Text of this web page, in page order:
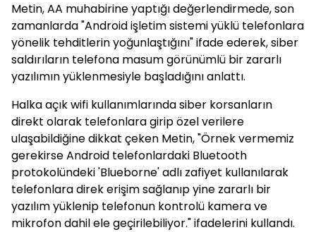
Metin, AA muhabirine yaptığı değerlendirmede, son
zamanlarda "Android işletim sistemi yüklü telefonlara
yönelik tehditlerin yoğunlaştığını" ifade ederek, siber
saldırıların telefona masum görünümlü bir zararlı
yazılımın yüklenmesiyle başladığını anlattı.
Halka açık wifi kullanımlarında siber korsanların
direkt olarak telefonlara girip özel verilere
ulaşabildiğine dikkat çeken Metin, "Örnek vermemiz
gerekirse Android telefonlardaki Bluetooth
protokolündeki 'Blueborne' adlı zafiyet kullanılarak
telefonlara direk erişim sağlanıp yine zararlı bir
yazılım yüklenip telefonun kontrolü kamera ve
mikrofon dahil ele geçirilebiliyor." ifadelerini kullandı.